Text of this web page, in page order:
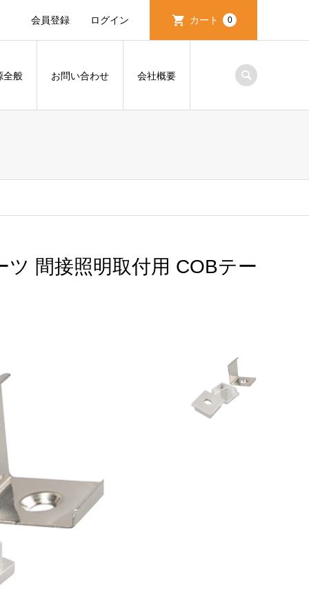
会員登録 ログイン カート 0
全般 お問い合わせ 会社概要
間接照明取付用 COBテー